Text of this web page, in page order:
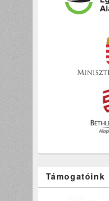
Támogatóink